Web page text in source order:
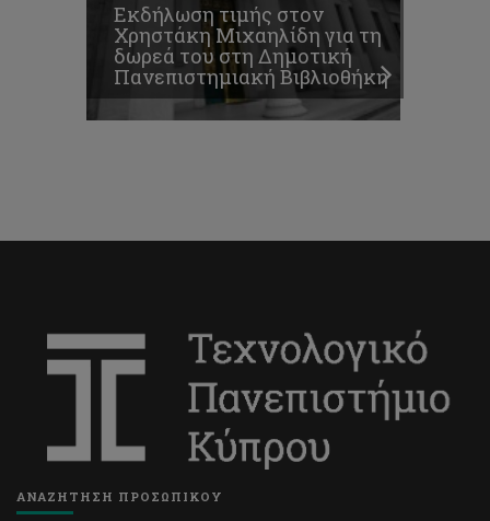
Εκδήλωση τιμής στον
Χρηστάκη Μιχαηλίδη για τη
δωρεά του στη Δημοτική
Πανεπιστημιακή Βιβλιοθήκη
ΑΝΑΖΗΤΗΣΗ ΠΡΟΣΩΠΙΚΟΥ